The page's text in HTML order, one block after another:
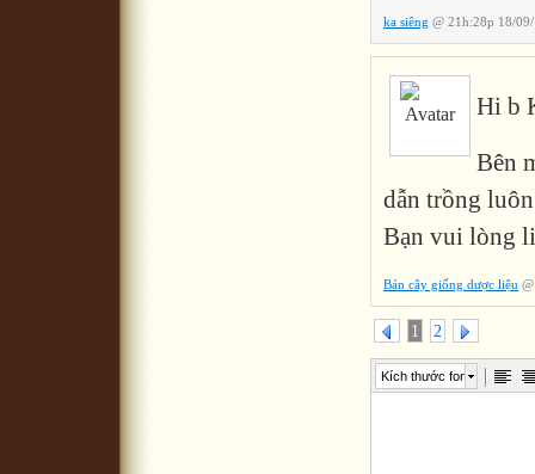
ka siêng @ 21h:28p 18/
Hi b
Bên
dẫn trồng
Bạn vui lòng
Bán cây giống dược liệu
1 2
Kích thước font